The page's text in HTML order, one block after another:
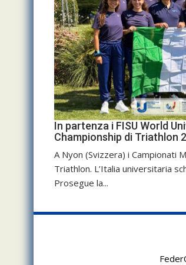
In partenza i FISU World
Championship di Triathlon
A Nyon (Svizzera) i Campionati
Triathlon. L’Italia universitaria
Prosegue la...